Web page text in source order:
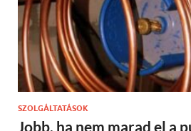
SZOLGÁLTATÁSOK
Jobb, ha nem marad el a